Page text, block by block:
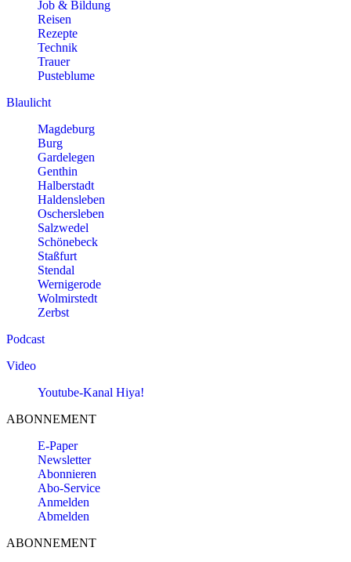
Job & Bildung
Reisen
Rezepte
Technik
Trauer
Pusteblume
Blaulicht
Magdeburg
Burg
Gardelegen
Genthin
Halberstadt
Haldensleben
Oschersleben
Salzwedel
Schönebeck
Staßfurt
Stendal
Wernigerode
Wolmirstedt
Zerbst
Podcast
Video
Youtube-Kanal Hiya!
ABONNEMENT
E-Paper
Newsletter
Abonnieren
Abo-Service
Anmelden
Abmelden
ABONNEMENT